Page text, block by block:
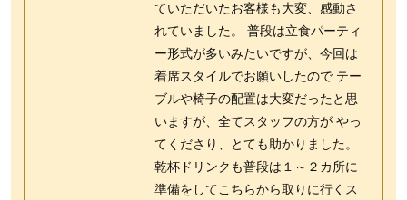
ていただいたお客様も大変、感動さ
れていました。 普段は立食パーティ
ー形式が多いみたいですが、今回は
着席スタイルでお願いしたので テー
ブルや椅子の配置は大変だったと思
いますが、全てスタッフの方が やっ
てくださり、とても助かりました。
乾杯ドリンクも普段は１～２カ所に
準備をしてこちらから取りに行くス